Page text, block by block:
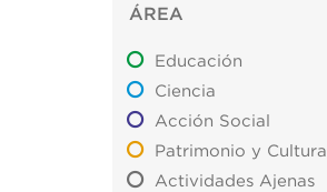
ÁREA
Educación
Ciencia
Acción Social
Patrimonio y Cultura
Actividades Ajenas